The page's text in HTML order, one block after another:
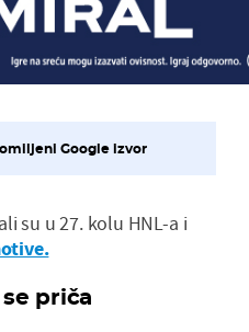
Google izvor
su u 27. kolu HNL-a i
priča